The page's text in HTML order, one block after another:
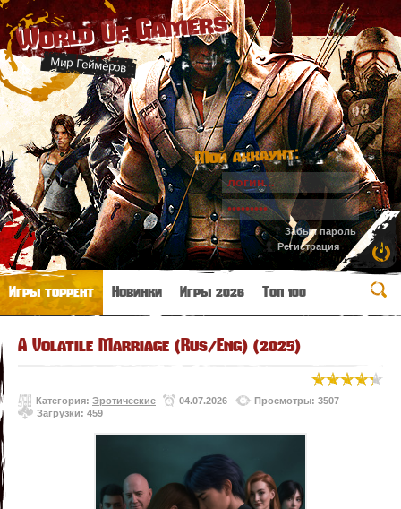
World Of Gamers
Мир Геймеров
Мой аккаунт:
Забыл пароль
Регистрация
Игры торрент Новинки Игры 2026 Топ 100
A Volatile Marriage (Rus/Eng) (2025)
Категория: Эротические 04.07.2026
Просмотры: 3507
Загрузки: 459